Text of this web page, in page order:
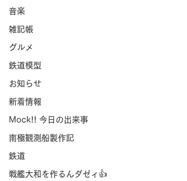
音楽
雑記帳
グルメ
鉄道模型
お知らせ
新着情報
Mock!! 今日の出来事
南極観測船製作記
鉄道
戦艦大和を作るんダゼィ👍